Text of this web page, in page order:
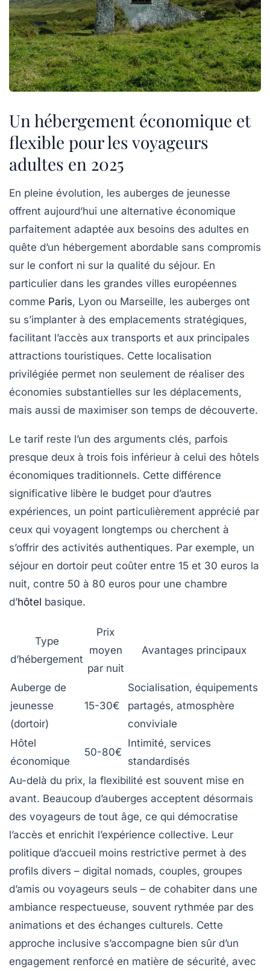
Un hébergement économique et
flexible pour les voyageurs
adultes en 2025
En pleine évolution, les auberges de jeunesse
offrent aujourd’hui une alternative économique
parfaitement adaptée aux besoins des adultes en
quête d’un hébergement abordable sans compromis
sur le confort ni sur la qualité du séjour. En
particulier dans les grandes villes européennes
comme Paris, Lyon ou Marseille, les auberges ont
su s’implanter à des emplacements stratégiques,
facilitant l’accès aux transports et aux principales
attractions touristiques. Cette localisation
privilégiée permet non seulement de réaliser des
économies substantielles sur les déplacements,
mais aussi de maximiser son temps de découverte.
Le tarif reste l’un des arguments clés, parfois
presque deux à trois fois inférieur à celui des hôtels
économiques traditionnels. Cette différence
significative libère le budget pour d’autres
expériences, un point particulièrement apprécié par
ceux qui voyagent longtemps ou cherchent à
s’offrir des activités authentiques. Par exemple, un
séjour en dortoir peut coûter entre 15 et 30 euros la
nuit, contre 50 à 80 euros pour une chambre
d’hôtel basique.
Type
d’hébergement
Prix
moyen
par nuit
Avantages principaux
Auberge de
jeunesse
(dortoir)
15-30€
Socialisation, équipements
partagés, atmosphère
conviviale
Hôtel
économique
50-80€
Intimité, services
standardisés
Au-delà du prix, la flexibilité est souvent mise en
avant. Beaucoup d’auberges acceptent désormais
des voyageurs de tout âge, ce qui démocratise
l’accès et enrichit l’expérience collective. Leur
politique d’accueil moins restrictive permet à des
profils divers – digital nomads, couples, groupes
d’amis ou voyageurs seuls – de cohabiter dans une
ambiance respectueuse, souvent rythmée par des
animations et des échanges culturels. Cette
approche inclusive s’accompagne bien sûr d’un
engagement renforcé en matière de sécurité, avec